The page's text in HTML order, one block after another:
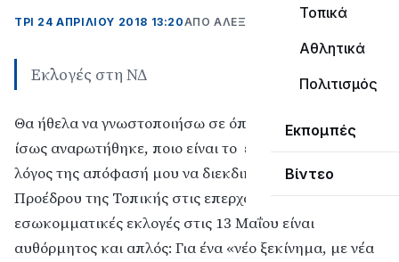
Τοπικά
Αθλητικά
Πολιτισμός
Εκπομπές
Βίντεο
ΤΡΊ 24 ΑΠΡΙΛΊΟΥ 2018 13:20ΑΠΌ ΑΛΈΞΑΝΔΡΟΣ ΚΟΓΚΌΛΗΣ
Εκλογές στη ΝΔ
Θα ήθελα να γνωστοποιήσω σε όποιον καλοπροαίρετα
ίσως αναρωτήθηκε, ποιο είναι το έναυσμα και ο
λόγος της απόφασή μου να διεκδικήσω το αξίωμα του
Προέδρου της Τοπικής στις επερχόμενες
εσωκομματικές εκλογές στις 13 Μαΐου είναι
αυθόρμητος και απλός: Για ένα «νέο ξεκίνημα, με νέα